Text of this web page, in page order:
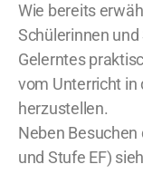
Wie bereits
Schülerinnen
Gelerntes
vom Unterricht in
herzustellen.
Neben
und Stufe EF)